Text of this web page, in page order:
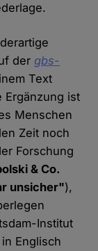
der gbs-
Text
Ergänzung ist
Menschen
Zeit noch
Forschung
& Co.
unsicher"),
Institut
Englisch